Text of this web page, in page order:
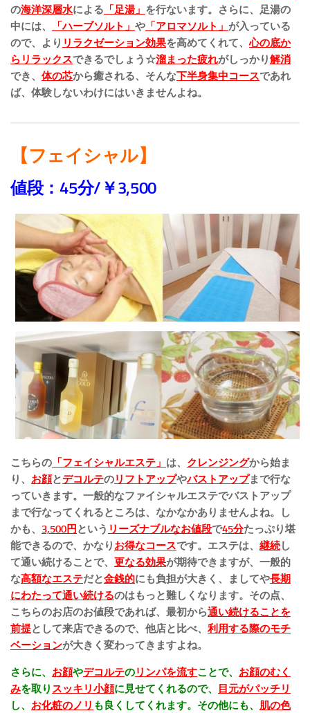
の海洋深層水による 「足湯」 を行ないます。さらに、足湯の
中には、
「ハーブソルト」 や 「アロマソルト」 が入っている
ので、より リラクゼーション効果を高めてくれて、心の底か
らリラックスできるでしょう☆溜まった疲れがしっかり解消
でき、 体の芯から癒される、そんな下半身集中コースであれ
ば、体験しないわけにはいきませんよね。
【フェイシャル】
値段：45分/￥3,500
こちらの 「フェイシャルエステ」 は、 クレンジングから始ま
り、 お顔とデコルテのリフトアップやバストアップまで行な
っていきます。一般的なファイシャルエステでバストアップ
まで行なってくれるところは、なかなかありませんよね。し
かも、 3,500円 という リーズナブルなお値段で45分たっぷり堪
能できるので、かなり お得なコースです。エステは、 継続し
て通い続けることで、 更なる効果が期待できますが、一般的
な高額なエステだと金銭的にも負担が大きく、 ましてや長期
にわたって通い続けるのはもっと難しくなります。その点、
こちらのお店のお値段であれば、最初から通い続けることを
前提として来店できるので、他店と比べ、 利用する際のモチ
ベーションが大きく変わってきますよね。
さらに、 お顔やデコルテのリンパを流すことで、 お顔のむく
みを取り スッキリ小顔に見せてくれるので、
目元がパッチリ
し、 お化粧のノリ も良くしてくれます。その他にも、 肌の色